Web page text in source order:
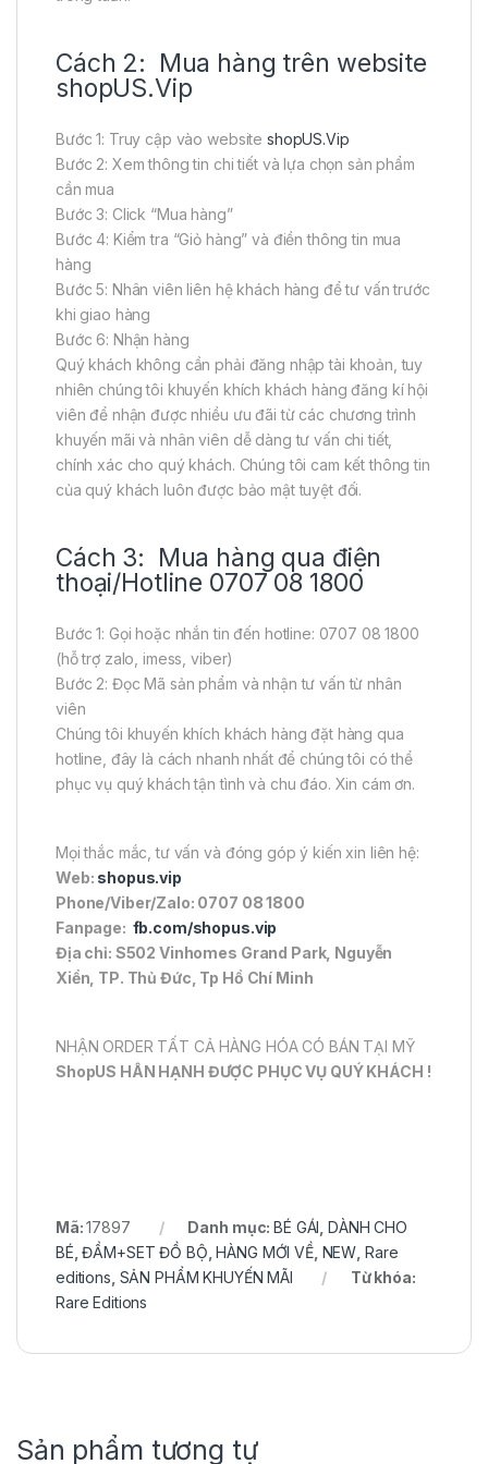
Cách 2: Mua hàng trên website
shopUS.Vip
Bước 1: Truy cập vào website shopUS.Vip
Bước 2: Xem thông tin chi tiết và lựa chọn sản phẩm
cần mua
Bước 3: Click “Mua hàng”
Bước 4: Kiểm tra “Giỏ hàng” và điền thông tin mua
hàng
Bước 5: Nhân viên liên hệ khách hàng để tư vấn trước
khi giao hàng
Bước 6: Nhận hàng
Quý khách không cần phải đăng nhập tài khoản, tuy
nhiên chúng tôi khuyến khích khách hàng đăng kí hội
viên để nhận được nhiều ưu đãi từ các chương trình
khuyến mãi và nhân viên dễ dàng tư vấn chi tiết,
chính xác cho quý khách. Chúng tôi cam kết thông tin
của quý khách luôn được bảo mật tuyệt đối.
Cách 3: Mua hàng qua điện
thoại/Hotline 0707 08 1800
Bước 1: Gọi hoặc nhắn tin đến hotline: 0707 08 1800
(hỗ trợ zalo, imess, viber)
Bước 2: Đọc Mã sản phẩm và nhận tư vấn từ nhân
viên
Chúng tôi khuyến khích khách hàng đặt hàng qua
hotline, đây là cách nhanh nhất để chúng tôi có thể
phục vụ quý khách tận tình và chu đáo. Xin cám ơn.
Mọi thắc mắc, tư vấn và đóng góp ý kiến xin liên hệ:
Web: shopus.vip
Phone/Viber/Zalo: 0707 08 1800
Fanpage: fb.com/shopus.vip
Địa chỉ: S502 Vinhomes Grand Park, Nguyễn
Xiển, TP. Thủ Đức, Tp Hồ Chí Minh
NHẬN ORDER TẤT CẢ HÀNG HÓA CÓ BÁN TẠI MỸ
ShopUS HÂN HẠNH ĐƯỢC PHỤC VỤ QUÝ KHÁCH !
Mã:17897 Danh mục:BÉ GÁI DÀNH CHO
BÉ ,ĐẦM+SET ĐỒ BỘ ,HÀNG MỚI VỀ, NEW Rare
editions SẢN PHẨM KHUYẾN MÃI
Từ khóa:
Rare Editions
Sản phẩm tương tự